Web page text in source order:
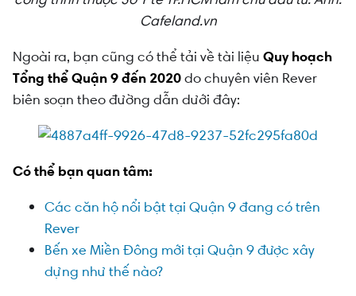
Cafeland.vn
Ngoài ra, bạn cũng có thể tải về tài liệu Quy hoạch
Tổng thể Quận 9 đến 2020do chuyên viên Rever
biên soạn theo đường dẫn dưới đây:
Có thể bạn quan tâm:
Các căn hộ nổi bật tại Quận 9 đang có trên
Rever
Bến xe Miền Đông mới tại Quận 9 được xây
dựng như thế nào?